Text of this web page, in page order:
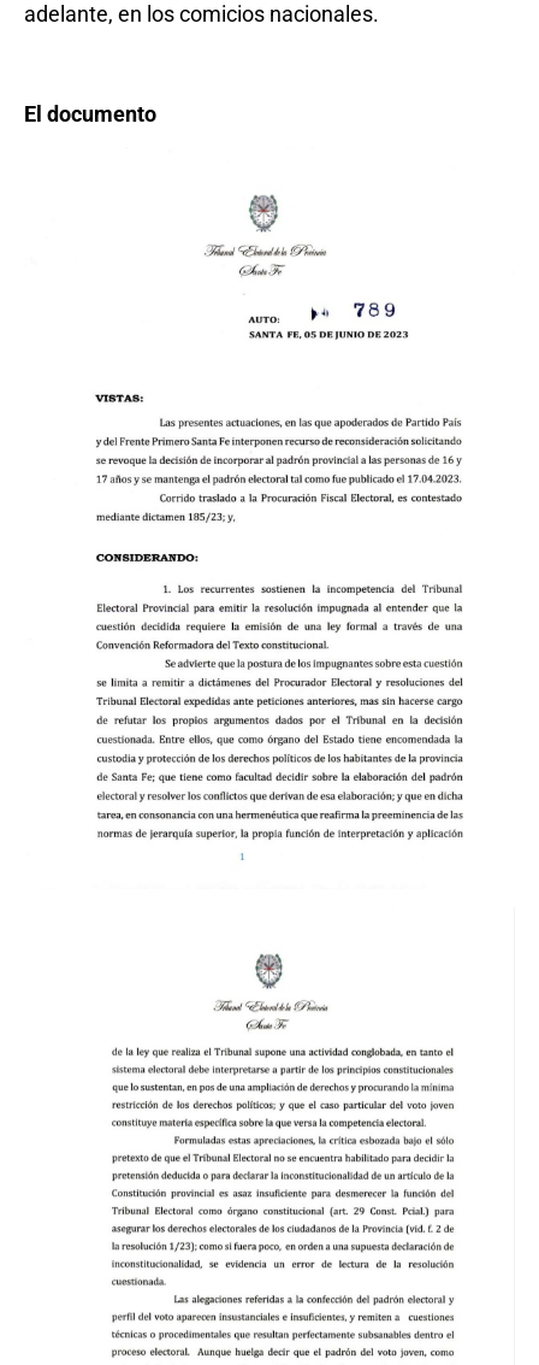
adelante, en los comicios nacionales.
El documento